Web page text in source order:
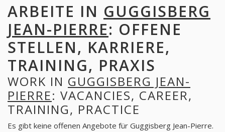
ARBEITE IN GUGGISBERG
JEAN-PIERRE: OFFENE
STELLEN, KARRIERE,
TRAINING, PRAXIS
WORK IN GUGGISBERG JEAN-
PIERRE: VACANCIES, CAREER,
TRAINING, PRACTICE
Es gibt keine offenen Angebote für Guggisberg Jean-Pierre.